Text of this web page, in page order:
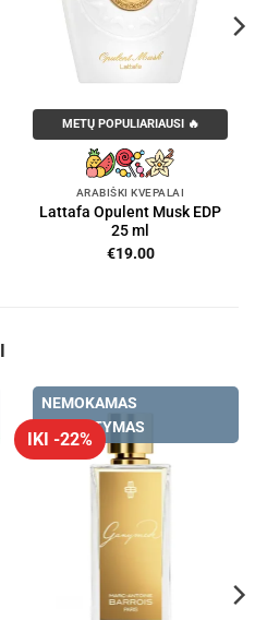
METŲ POPULIARIAUSI 🔥
ARABIŠKI KVEPALAI
Lattafa Opulent Musk EDP
25 ml
€19.00
IKI -22%
NEMOKAMAS
PRISTATYMAS